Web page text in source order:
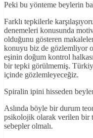
Peki bu yönteme beylerin
Farklı tepkilerle
denemeleri konusunda
olduğunu gösteren
konuyu biz de gözlemliyor
eşinin doğum kontrol
bir tepki görülmemiş.
içinde gözlemleyeceğiz.
Spiralin ipini hisseden
Aslında böyle bir durum
psikolojik olarak verilen bir
sebepler olmalı.